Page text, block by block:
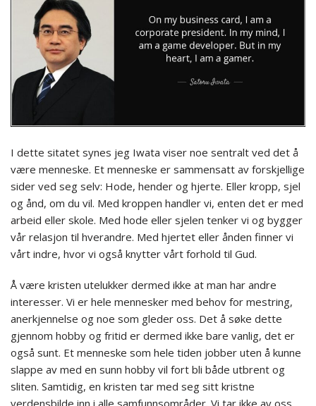
I dette sitatet synes jeg Iwata viser noe sentralt ved det å
være menneske. Et menneske er sammensatt av forskjellige
sider ved seg selv: Hode, hender og hjerte. Eller kropp, sjel
og ånd, om du vil. Med kroppen handler vi, enten det er med
arbeid eller skole. Med hode eller sjelen tenker vi og bygger
vår relasjon til hverandre. Med hjertet eller ånden finner vi
vårt indre, hvor vi også knytter vårt forhold til Gud.
Å være kristen utelukker dermed ikke at man har andre
interesser. Vi er hele mennesker med behov for mestring,
anerkjennelse og noe som gleder oss. Det å søke dette
gjennom hobby og fritid er dermed ikke bare vanlig, det er
også sunt. Et menneske som hele tiden jobber uten å kunne
slappe av med en sunn hobby vil fort bli både utbrent og
sliten. Samtidig, en kristen tar med seg sitt kristne
verdensbilde inn i alle samfunnsområder. Vi tar ikke av oss